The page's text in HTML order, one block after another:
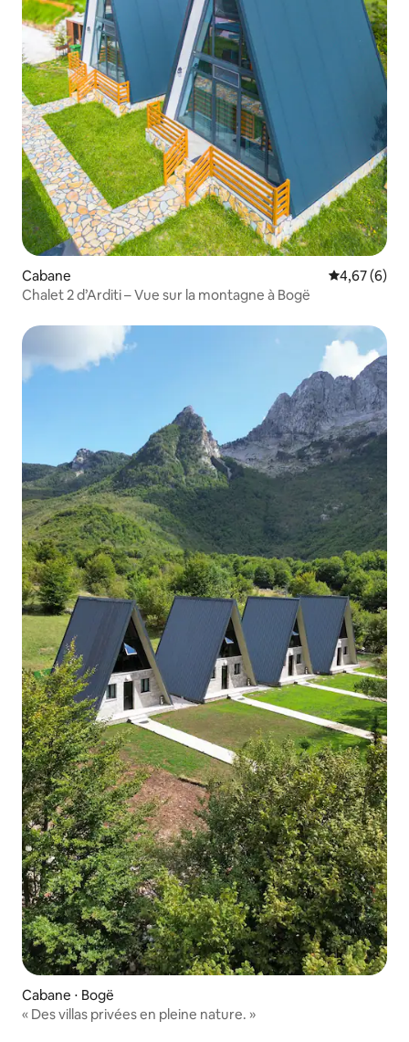
Cabane Évaluation
4,67 (6)
Chalet 2 d’Arditi – Vue sur la montagne à Bogë
Cabane ⋅ Bogë
« Des villas privées en pleine nature. »